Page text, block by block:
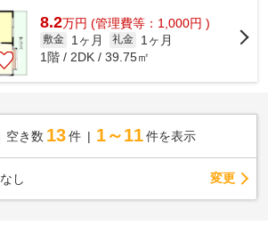
8.2万円 (管理費等：1,000円 )
敷金 1ヶ月 礼金
1ヶ月
1階 / 2DK / 39.75㎡
空き数 13 件 1～11 件を表示
なし 変更